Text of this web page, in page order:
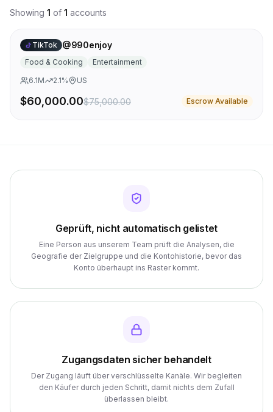
Showing 1 of 1 accounts
TikTok @990enjoy
Food & Cooking
Entertainment
6.1M
2.1% US
$60,000.00$75,000.00 Escrow Available
Geprüft, nicht automatisch gelistet
Eine Person aus unserem Team prüft die Analysen, die
Geografie der Zielgruppe und die Kontohistorie, bevor das
Konto überhaupt ins Raster kommt.
Zugangsdaten sicher behandelt
Der Zugang läuft über verschlüsselte Kanäle. Wir begleiten
den Käufer durch jeden Schritt, damit nichts dem Zufall
überlassen bleibt.